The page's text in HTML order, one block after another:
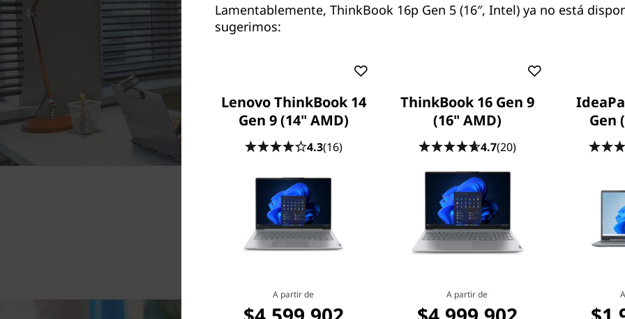
Repleto de numerosas
ofrece una experiencia
como para tu tiempo de
creativo o sencillamente
programas o juegos
NVIDIA® dedicados. Su
adapta a tus necesidades
batería cuando sea
del panel táctil te permitirá
Excelente comodidad
Lamentablemente, ThinkBook 16p Gen 5 (16″, Intel) ya no está
sugerimos:
Lenovo ThinkBook 14
Gen 9 (14" AMD)
4.3(16)
A partir de
ThinkBook 16 Gen 9
(16" AMD)
4.7(20)
A partir de
Gen